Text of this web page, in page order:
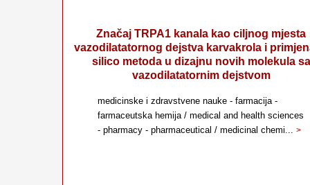
Značaj TRPA1 kanala kao ciljnog mjesta
vazodilatatornog dejstva karvakrola i
silico metoda u dizajnu novih molekula sa
vazodilatatornim dejstvom
medicinske i zdravstvene nauke - farmacija -
farmaceutska hemija / medical and health sciences
- pharmacy - pharmaceutical / medicinal chemi... >